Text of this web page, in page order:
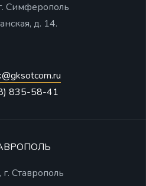
Симферополь
д. 14.
835-58-41
Ставрополь